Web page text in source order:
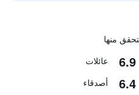
6.9 عائلات
6.4 أصدقاء